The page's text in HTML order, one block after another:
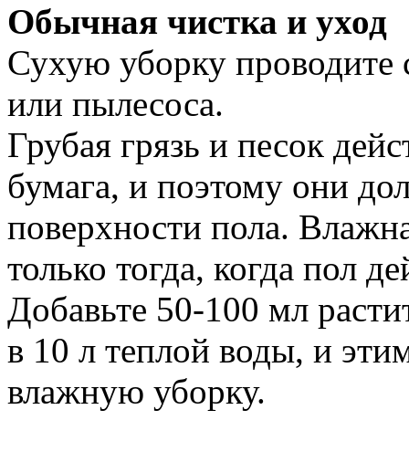
Обычная чистка и уход
Сухую уборку
или пылесоса.
Грубая грязь и песок
бумага, и поэтому они
поверхности пола.
только тогда, когда пол
Добавьте 50-100 мл
в 10 л теплой воды, и
влажную уборку.